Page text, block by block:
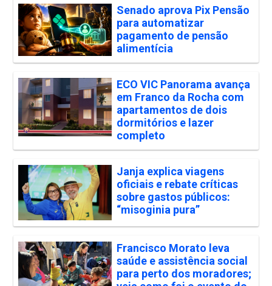
Senado aprova Pix Pensão
para automatizar
pagamento de pensão
alimentícia
ECO VIC Panorama avança
em Franco da Rocha com
apartamentos de dois
dormitórios e lazer
completo
Janja explica viagens
oficiais e rebate críticas
sobre gastos públicos:
“misoginia pura”
Francisco Morato leva
saúde e assistência social
para perto dos moradores;